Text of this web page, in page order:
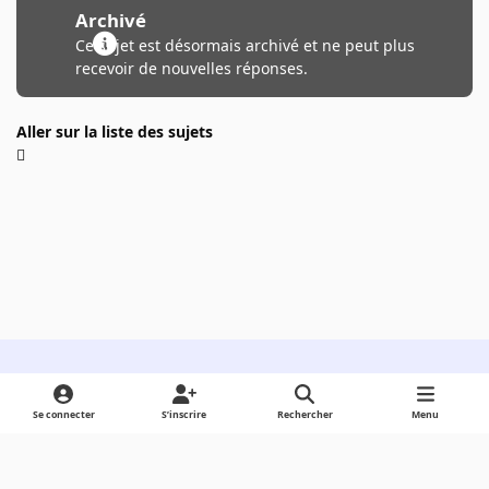
Archivé
Ce sujet est désormais archivé et ne peut plus
recevoir de nouvelles réponses.
Aller sur la liste des sujets
Light ModeDark ModeSystem Preference
Se connecter S’inscrire Rechercher Menu